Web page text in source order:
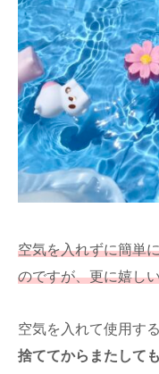
空気を入れずに簡単
のですが、更に嬉し
空気を入れて使用す
捨ててからまたして